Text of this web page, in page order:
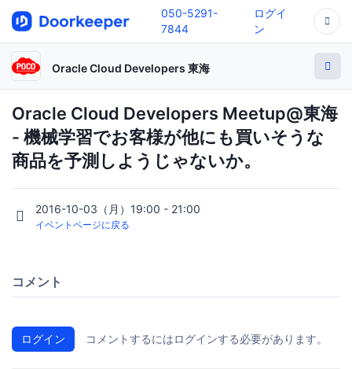
050-5291-
7844
ログイ
ン
Oracle Cloud Developers 東海
Oracle Cloud Developers Meetup@東海
- 機械学習でお客様が他にも買いそうな
商品を予測しようじゃないか。
2016-10-03（月）19:00 - 21:00
イベントページに戻る
コメント
ログイン コメントするにはログインする必要があります。